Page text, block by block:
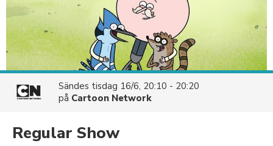
Sändes tisdag 16/6, 20:10 - 20:20
på Cartoon Network
Regular Show